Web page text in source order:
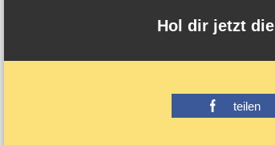
Hol dir jetzt die
teilen